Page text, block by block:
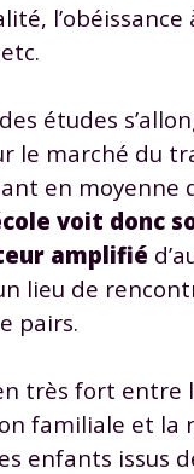
l’obéissance
études
le marché du
en moyenne
voit donc
amplifié
lieu de
pairs.
très fort entre
familiale et la
enfants issus
sera envoyé à cette
e-mail, vous consentez à
personnel soient traitées
afin que SEJER
de soutien scolaire pendant
gestion de vos données
droits, vous pouvez
de la part de